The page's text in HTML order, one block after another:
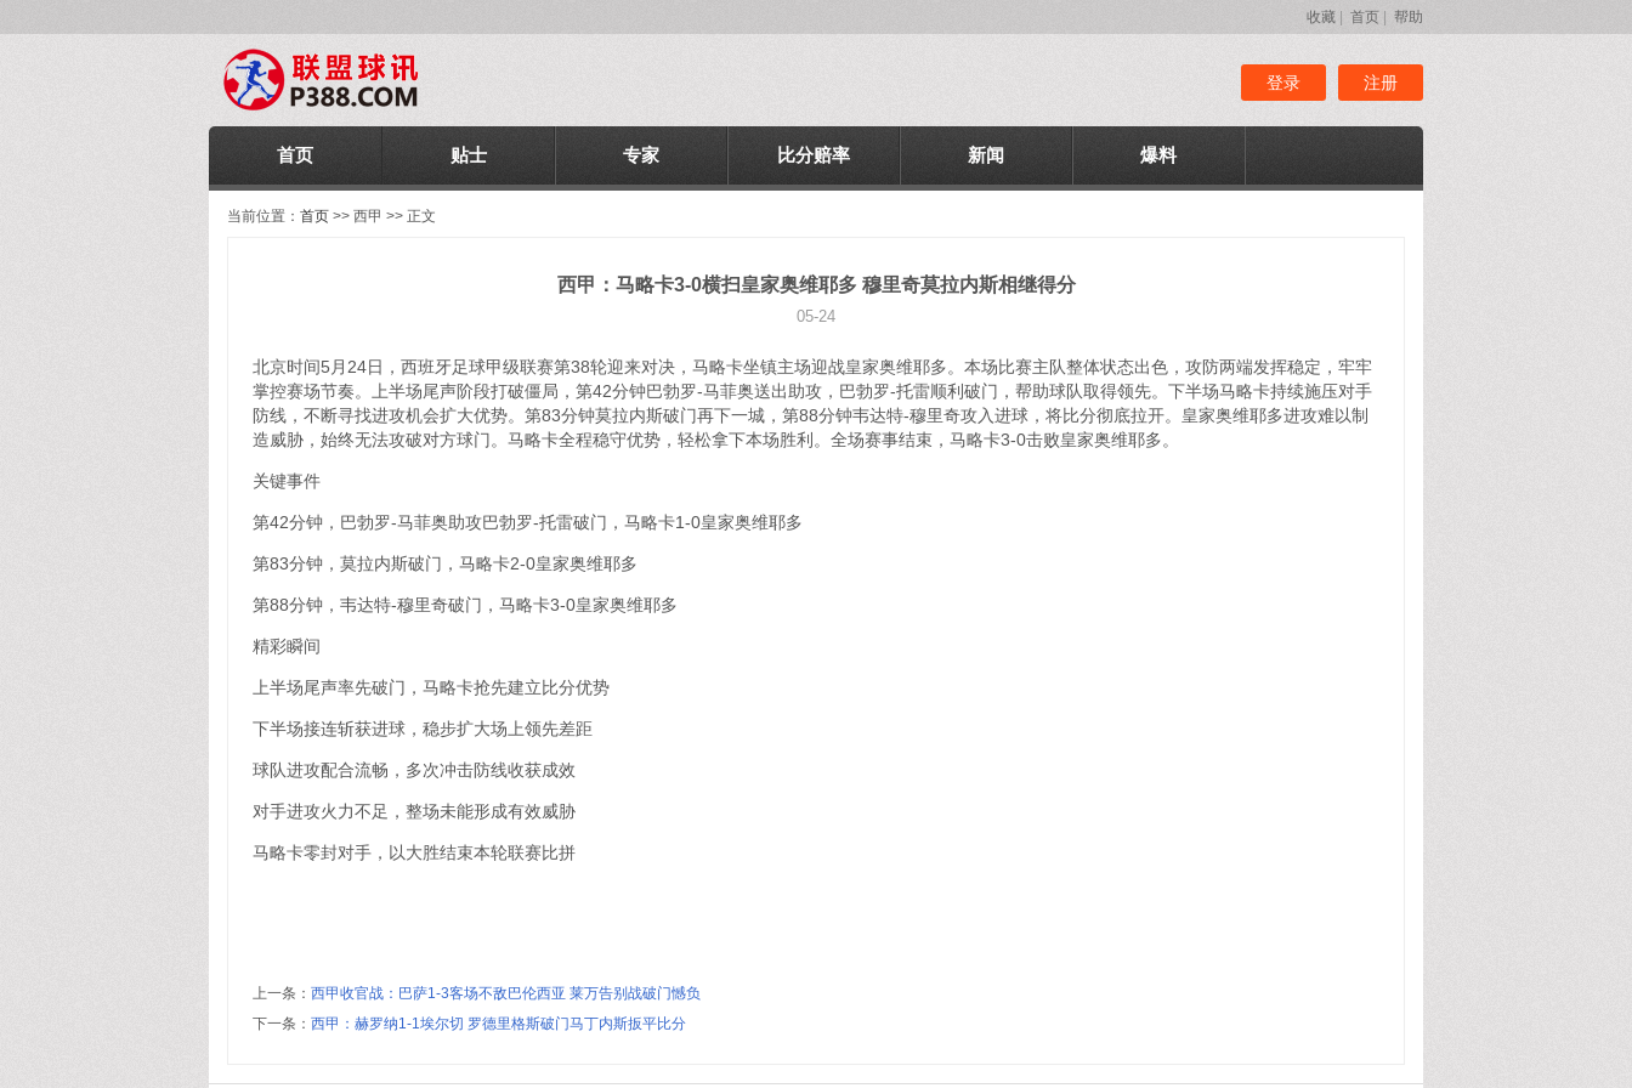
收藏 首页 帮助
登录 注册
首页 贴士 专家 比分赔率 新闻 爆料
当前位置： 首页 >> 西甲 >> 正文
西甲：马略卡3-0横扫皇家奥维耶多 穆里奇莫拉内斯相继得分
05-24
北京时间5月24日，西班牙足球甲级联赛第38轮迎来对决，马略卡坐镇主场迎战皇家奥维耶多。本场比赛主队整体状态出色，攻防两端发挥稳定，牢牢
掌控赛场节奏。上半场尾声阶段打破僵局，第42分钟巴勃罗-马菲奥送出助攻，巴勃罗-托雷顺利破门，帮助球队取得领先。下半场马略卡持续施压对手
防线，不断寻找进攻机会扩大优势。第83分钟莫拉内斯破门再下一城，第88分钟韦达特-穆里奇攻入进球，将比分彻底拉开。皇家奥维耶多进攻难以制
造威胁，始终无法攻破对方球门。马略卡全程稳守优势，轻松拿下本场胜利。全场赛事结束，马略卡3-0击败皇家奥维耶多。
关键事件
第42分钟，巴勃罗-马菲奥助攻巴勃罗-托雷破门，马略卡1-0皇家奥维耶多
第83分钟，莫拉内斯破门，马略卡2-0皇家奥维耶多
第88分钟，韦达特-穆里奇破门，马略卡3-0皇家奥维耶多
精彩瞬间
上半场尾声率先破门，马略卡抢先建立比分优势
下半场接连斩获进球，稳步扩大场上领先差距
球队进攻配合流畅，多次冲击防线收获成效
对手进攻火力不足，整场未能形成有效威胁
马略卡零封对手，以大胜结束本轮联赛比拼
上一条： 西甲收官战：巴萨1-3客场不敌巴伦西亚 莱万告别战破门憾负
下一条： 西甲：赫罗纳1-1埃尔切 罗德里格斯破门马丁内斯扳平比分